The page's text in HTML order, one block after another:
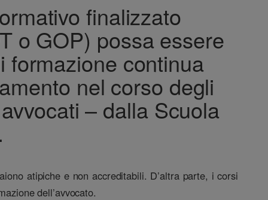
finalizzato
o GOP) possa essere
formazione continua
nel corso degli
– dalla Scuola
atipiche e non accreditabili. D’altra parte, i corsi
dell’avvocato.